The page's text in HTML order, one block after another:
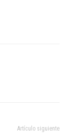
Artículo siguiente